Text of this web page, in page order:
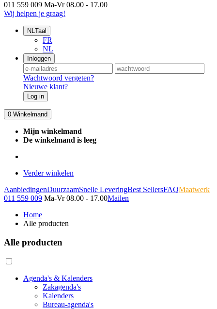
011 559 009 Ma-Vr 08.00 - 17.00
Wij helpen je graag!
NLTaal
FR
NL
Inloggen
Wachtwoord vergeten?
Nieuwe klant?
Log in
0 Winkelmand
Mijn winkelmand
De winkelmand is leeg
Verder winkelen
AanbiedingenDuurzaamSnelle LeveringBest SellersFAQMaatwerk
011 559 009 Ma-Vr 08.00 - 17.00Mailen
Home
Alle producten
Alle producten
Agenda's & Kalenders
Zakagenda's
Kalenders
Bureau-agenda's